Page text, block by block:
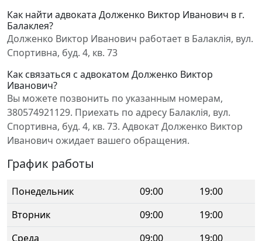
Как найти адвоката Долженко Виктор Иванович в г.
Балаклея?
Долженко Виктор Иванович работает в Балаклія, вул.
Спортивна, буд. 4, кв. 73
Как связаться с адвокатом Долженко Виктор
Иванович?
Вы можете позвонить по указанным номерам,
380574921129. Приехать по адресу Балаклія, вул.
Спортивна, буд. 4, кв. 73. Адвокат Долженко Виктор
Иванович ожидает вашего обращения.
График работы
Понедельник 09:00
19:00
Вторник
09:00
19:00
Среда
09:00
19:00